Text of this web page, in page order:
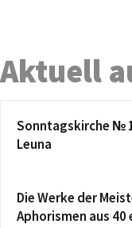
Aktuell
Sonntagskirche №
Leuna
Die Werke der
Aphorismen aus